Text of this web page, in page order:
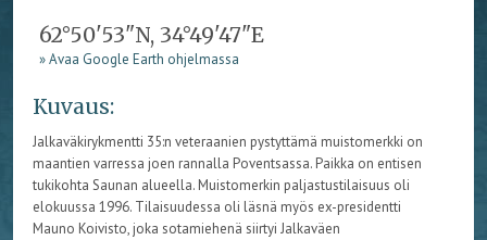
62°50'53"N, 34°49'47"E
» Avaa Google Earth ohjelmassa
Kuvaus:
Jalkaväkirykmentti 35:n veteraanien pystyttämä muistomerkki on
maantien varressa joen rannalla Poventsassa. Paikka on entisen
tukikohta Saunan alueella. Muistomerkin paljastustilaisuus oli
elokuussa 1996. Tilaisuudessa oli läsnä myös ex-presidentti
Mauno Koivisto, joka sotamiehenä siirtyi Jalkaväen